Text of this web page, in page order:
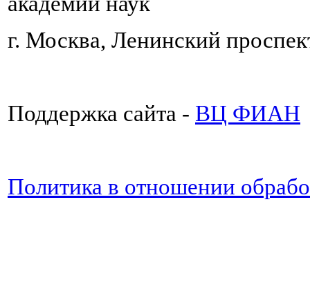
г. Москва, Ленинский
Поддержка сайта - ВЦ ФИАН
Политика в отношении